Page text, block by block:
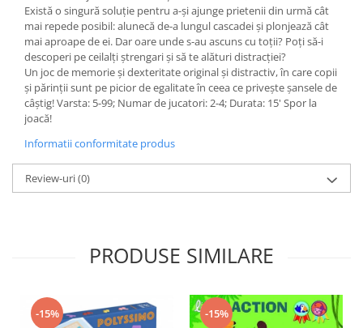
Există o singură soluție pentru a-și ajunge prietenii din urmă cât
mai repede posibil: alunecă de-a lungul cascadei și plonjează cât
mai aproape de ei. Dar oare unde s-au ascuns cu toții? Poți să-i
descoperi pe ceilalți ștrengari și să te alături distracției?
Un joc de memorie și dexteritate original și distractiv, în care copii
și părinții sunt pe picior de egalitate în ceea ce privește șansele de
câștig! Varsta: 5-99; Numar de jucatori: 2-4; Durata: 15' Spor la
joacă!
Informatii conformitate produs
Review-uri(0)
PRODUSE SIMILARE
-15% -15%